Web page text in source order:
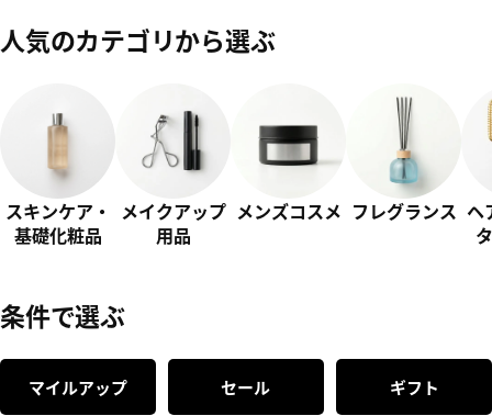
人気のカテゴリから選ぶ
スキンケア・
基礎化粧品
メイクアップ
用品
メンズコスメ フレグランス ヘ
条件で選ぶ
マイルアップ セール ギフト